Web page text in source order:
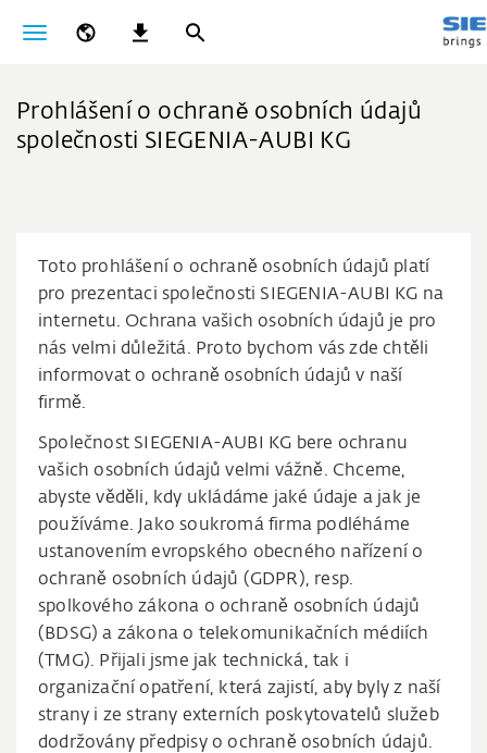
Prohlášení o ochraně osobních údajů
společnosti SIEGENIA-AUBI KG
Toto prohlášení o ochraně osobních údajů platí
pro prezentaci společnosti SIEGENIA-AUBI KG na
internetu. Ochrana vašich osobních údajů je pro
nás velmi důležitá. Proto bychom vás zde chtěli
informovat o ochraně osobních údajů v naší
firmě.
Společnost SIEGENIA-AUBI KG bere ochranu
vašich osobních údajů velmi vážně. Chceme,
abyste věděli, kdy ukládáme jaké údaje a jak je
používáme. Jako soukromá firma podléháme
ustanovením evropského obecného nařízení o
ochraně osobních údajů (GDPR), resp.
spolkového zákona o ochraně osobních údajů
(BDSG) a zákona o telekomunikačních médiích
(TMG). Přijali jsme jak technická, tak i
organizační opatření, která zajistí, aby byly z naší
strany i ze strany externích poskytovatelů služeb
dodržovány předpisy o ochraně osobních údajů.